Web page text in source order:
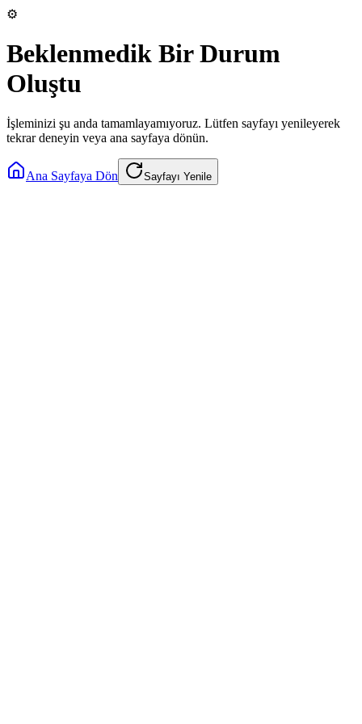
⚙️
Beklenmedik Bir Durum
Oluştu
İşleminizi şu anda tamamlayamıyoruz. Lütfen sayfayı yenileyerek
tekrar deneyin veya ana sayfaya dönün.
Ana Sayfaya Dön Sayfayı Yenile